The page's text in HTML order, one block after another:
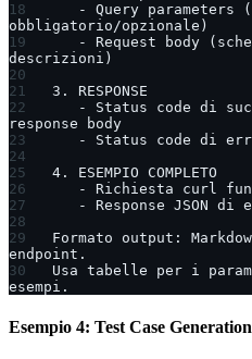
- Query parameters
obbligatorio/opzionale)
- Request body
descrizioni)
3. RESPONSE
- Status code di
response body
- Status code di
4. ESEMPIO COMPLETO
- Richiesta curl
- Response JSON di
Formato output:
endpoint.
Usa tabelle per i
esempi.
Esempio 4: Test Case Generation